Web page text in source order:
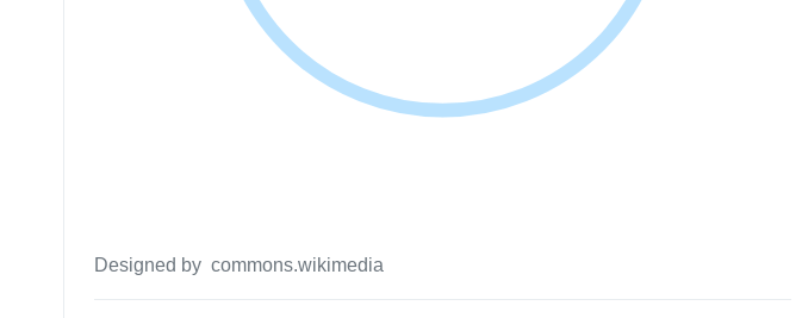
Designed by commons.wikimedia